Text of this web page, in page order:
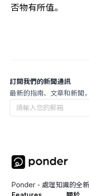
否物有所值。
訂閱我們的新聞通訊
最新的指南、文章和新聞
Ponder - 處理知識的全新